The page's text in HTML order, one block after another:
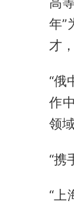
年”
才
“俄
作
领
“携
“上